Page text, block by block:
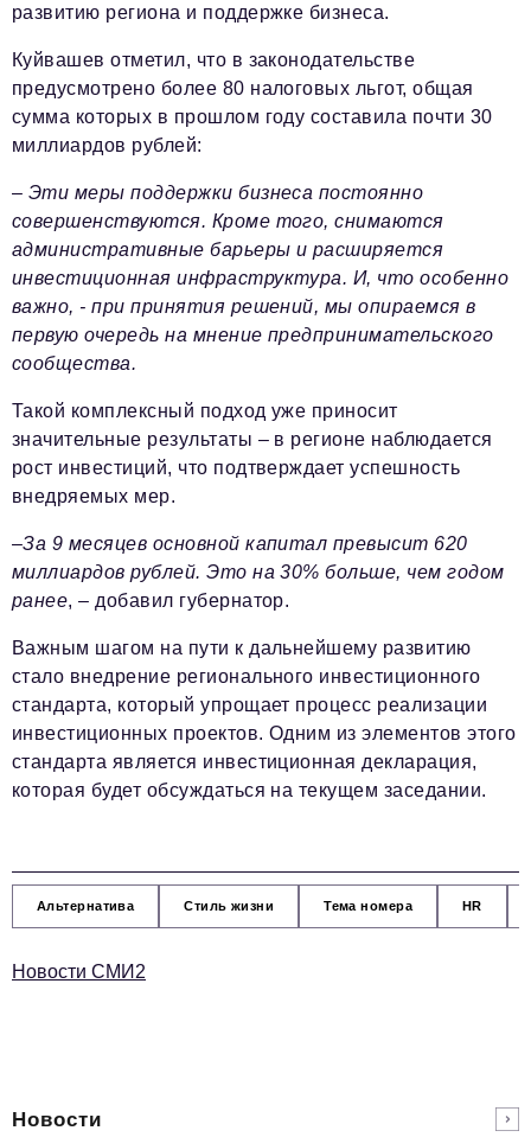
развитию региона и поддержке бизнеса.
Куйвашев отметил, что в законодательстве
предусмотрено более 80 налоговых льгот, общая
сумма которых в прошлом году составила почти 30
миллиардов рублей:
– Эти меры поддержки бизнеса постоянно
совершенствуются. Кроме того, снимаются
административные барьеры и расширяется
инвестиционная инфраструктура. И, что особенно
важно, - при принятия решений, мы опираемся в
первую очередь на мнение предпринимательского
сообщества.
Такой комплексный подход уже приносит
значительные результаты – в регионе наблюдается
рост инвестиций, что подтверждает успешность
внедряемых мер.
–За 9 месяцев основной капитал превысит 620
миллиардов рублей. Это на 30% больше, чем годом
ранее, – добавил губернатор.
Важным шагом на пути к дальнейшему развитию
стало внедрение регионального инвестиционного
стандарта, который упрощает процесс реализации
инвестиционных проектов. Одним из элементов этого
стандарта является инвестиционная декларация,
которая будет обсуждаться на текущем заседании.
Альтернатива Стиль жизни Тема номера HR
Новости СМИ2
Новости